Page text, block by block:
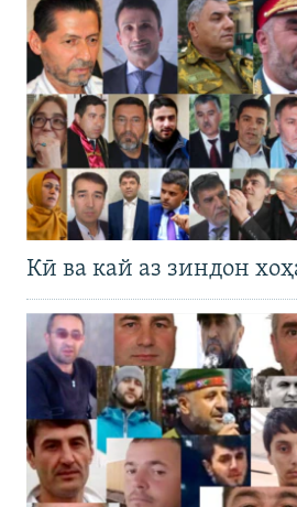
Кӣ ва кай аз зиндон